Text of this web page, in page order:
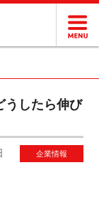
うしたら伸び
企業情報